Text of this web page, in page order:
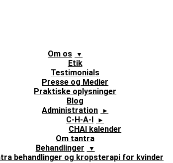
Om os
Etik
Testimonials
Presse og Medier
Praktiske oplysninger
Blog
Administration
C-H-A-I
CHAI kalender
Om tantra
Behandlinger
behandlinger og kropsterapi for kvinder